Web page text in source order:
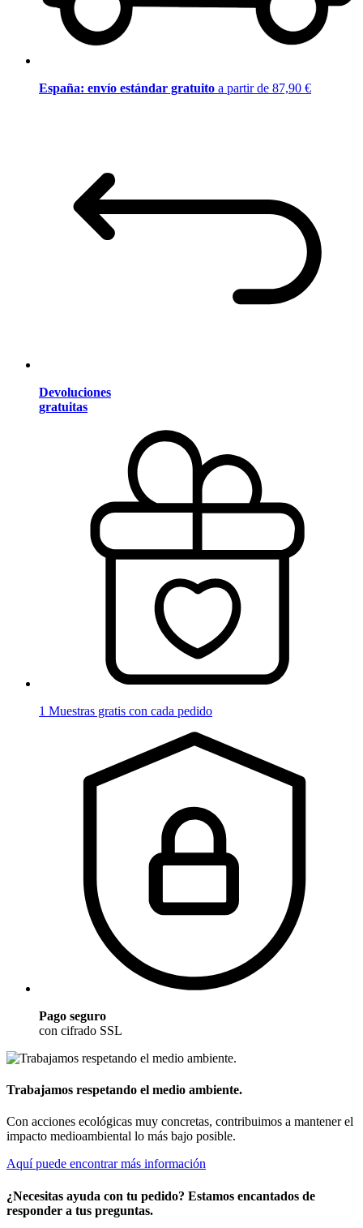
España: envío estándar gratuito a partir de 87,90 €
Devoluciones
gratuitas
1 Muestras gratis con cada pedido
Pago seguro
con cifrado SSL
Trabajamos respetando el medio ambiente.
Con acciones ecológicas muy concretas, contribuimos a mantener el
impacto medioambiental lo más bajo posible.
Aquí puede encontrar más información
¿Necesitas ayuda con tu pedido? Estamos encantados de
responder a tus preguntas.